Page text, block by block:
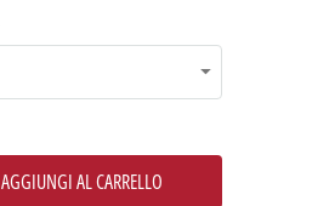
AGGIUNGI AL CARRELLO